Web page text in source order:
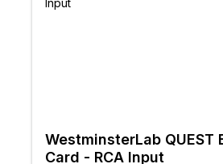
WestminsterLab QUEST
Card - RCA Input